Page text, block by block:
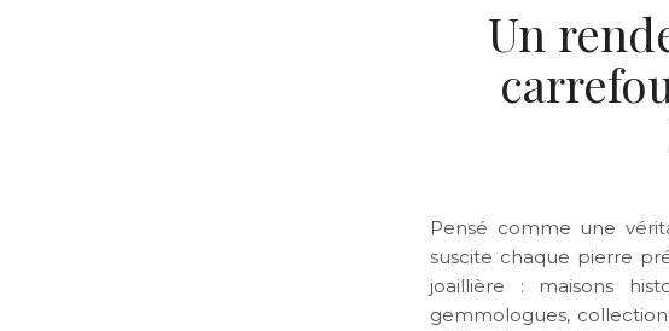
Un
Pensé comme une
suscite chaque pierre
joaillière : maisons
gemmologues,